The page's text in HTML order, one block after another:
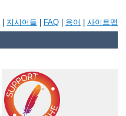
지시어들 FAQ 용어 사이트맵